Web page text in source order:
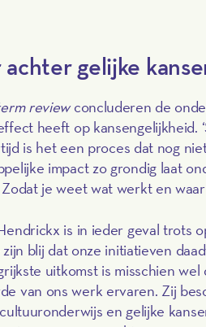
gelijke
reviewconcluderen de
heeft op kansengelijkheid.
is het een proces dat nog
impact zo grondig laat
je weet wat werkt en
is in ieder geval trots
zijn blij dat onze initiatieven
uitkomst is misschien
van ons werk ervaren. Zij
en gelijke